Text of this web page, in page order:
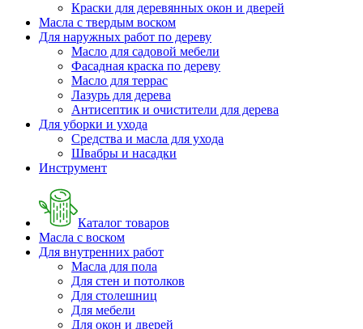
Краски для деревянных окон и дверей
Масла с твердым воском
Для наружных работ по дереву
Масло для садовой мебели
Фасадная краска по дереву
Масло для террас
Лазурь для дерева
Антисептик и очистители для дерева
Для уборки и ухода
Средства и масла для ухода
Швабры и наcадки
Инструмент
Каталог товаров
Масла с воском
Для внутренних работ
Масла для пола
Для стен и потолков
Для столешниц
Для мебели
Для окон и дверей